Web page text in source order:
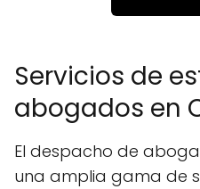
Servicios de
abogados en
El despacho de
una amplia gama de